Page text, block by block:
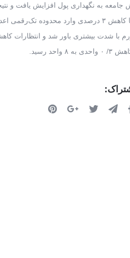
تورم، گرایش جامعه به نگهداری پول افزایش
شدت بیشتری باور شد و انتظارات
رسید.